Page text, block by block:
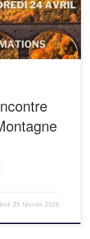
25 février 2026